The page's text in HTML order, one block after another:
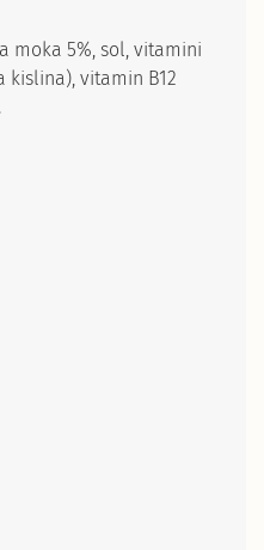
moka 5%, sol, vitamini
vitamin B12